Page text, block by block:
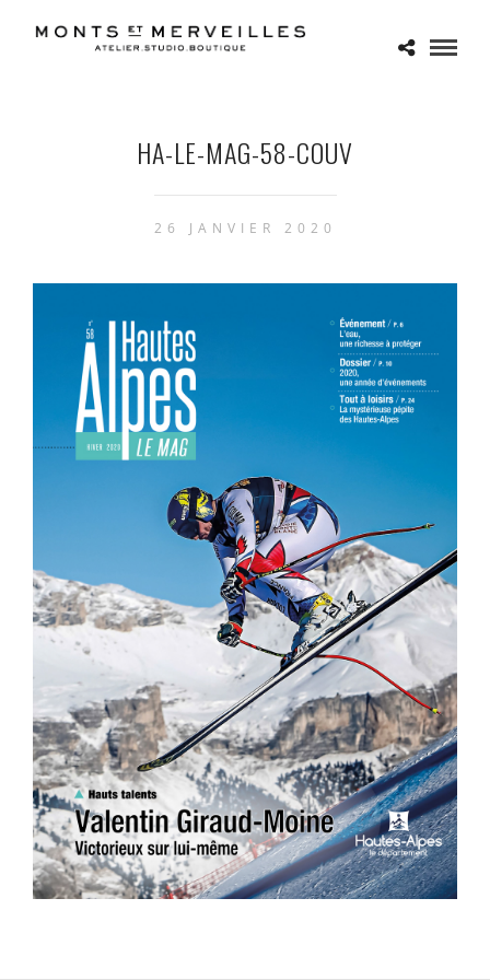
HA-LE-MAG-58-COUV
26 JANVIER 2020